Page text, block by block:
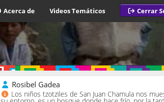
Acerca de Videos Temáticos Cerrar
Rosibel Gadea
Los niños tzotziles de San Juan Chamula nos